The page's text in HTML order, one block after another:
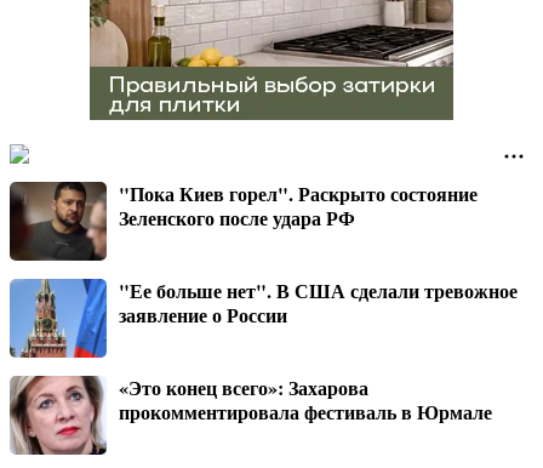
"Пока Киев горел". Раскрыто состояние
Зеленского после удара РФ
"Ее больше нет". В США сделали тревожное
заявление о России
«Это конец всего»: Захарова
прокомментировала фестиваль в Юрмале